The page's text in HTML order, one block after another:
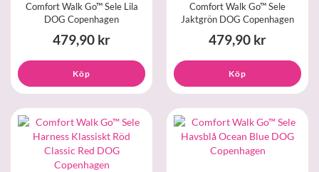
Comfort Walk Go™ Sele Lila
DOG Copenhagen
479,90 kr
Köp
Comfort Walk Go™ Sele
Jaktgrön DOG Copenhagen
479,90 kr
Köp